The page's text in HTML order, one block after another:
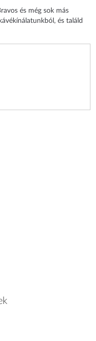
és még sok más
és találd